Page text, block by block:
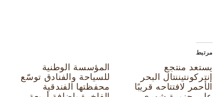
مرتبط
يستعد منتجع
إنتركونتيننتال البحر
الأحمر لافتتاحه قريبًا
المؤسسة الوطنية
للسياحة والفنادق توسّع
محفظتها الفندقية